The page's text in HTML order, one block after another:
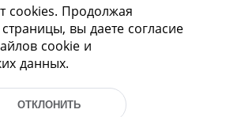
116
cookies. Продолжая
вы даете согласие
cookie и
данных.
ОТКЛОНИТЬ